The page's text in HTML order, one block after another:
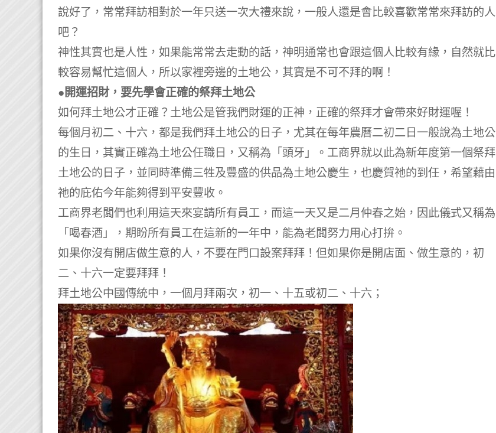
說好了，常常拜訪相對於一年只送一次大禮來說，一般人還是會比較喜歡常常來拜訪的人
吧？
神性其實也是人性，如果能常常去走動的話，神明通常也會跟這個人比較有緣，自然就比
較容易幫忙這個人，所以家裡旁邊的土地公，其實是不可不拜的啊！
●開運招財，要先學會正確的祭拜土地公
如何拜土地公才正確？土地公是管我們財運的正神，正確的祭拜才會帶來好財運喔！
每個月初二、十六，都是我們拜土地公的日子，尤其在每年農曆二初二日一般說為土地公
的生日，其實正確為土地公任職日，又稱為「頭牙」。工商界就以此為新年度第一個祭拜
土地公的日子，並同時準備三牲及豐盛的供品為土地公慶生，也慶賀祂的到任，希望藉由
祂的庇佑今年能夠得到平安豐收。
工商界老闆們也利用這天來宴請所有員工，而這一天又是二月仲春之始，因此儀式又稱為
「喝春酒」，期盼所有員工在這新的一年中，能為老闆努力用心打拚。
如果你沒有開店做生意的人，不要在門口設案拜拜！但如果你是開店面、做生意的，初
二、十六一定要拜拜！
拜土地公中國傳統中，一個月拜兩次，初一、十五或初二、十六；